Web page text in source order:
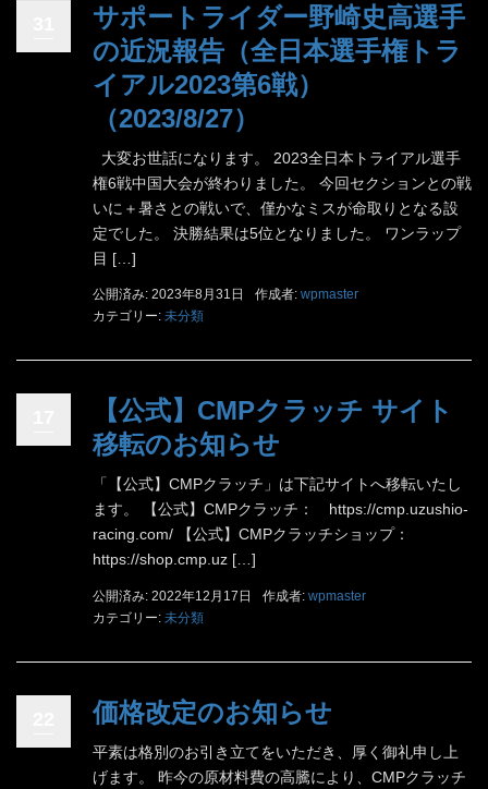
サポートライダー野崎史高選手
の近況報告（全日本選手権トラ
イアル2023第6戦）
（2023/8/27）
大変お世話になります。 2023全日本トライアル選手
権6戦中国大会が終わりました。 今回セクションとの戦
いに＋暑さとの戦いで、僅かなミスが命取りとなる設
定でした。 決勝結果は5位となりました。 ワンラップ
目 […]
公開済み: 2023年8月31日 作成者: wpmaster
カテゴリー: 未分類
【公式】CMPクラッチ サイト
移転のお知らせ
「【公式】CMPクラッチ」は下記サイトへ移転いたし
ます。 【公式】CMPクラッチ： https://cmp.uzushio-
racing.com/ 【公式】CMPクラッチショップ：
https://shop.cmp.uz […]
公開済み: 2022年12月17日 作成者: wpmaster
カテゴリー: 未分類
価格改定のお知らせ
平素は格別のお引き立てをいただき、厚く御礼申し上
げます。 昨今の原材料費の高騰により、CMPクラッチ